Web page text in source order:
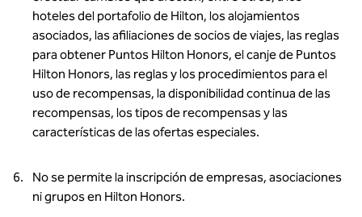
hoteles del portafolio de Hilton, los alojamientos
asociados, las afiliaciones de socios de viajes, las reglas
para obtener Puntos Hilton Honors, el canje de Puntos
Hilton Honors, las reglas y los procedimientos para el
uso de recompensas, la disponibilidad continua de las
recompensas, los tipos de recompensas y las
características de las ofertas especiales.
No se permite la inscripción de empresas, asociaciones
ni grupos en Hilton Honors.